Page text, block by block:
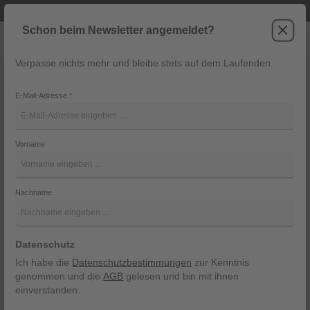
Navigation
von Ostarrichi
Ostarrichi
Bildergalerie überspringen
Schon beim Newsletter angemeldet?
Verpasse nichts mehr und bleibe stets auf dem Laufenden.
E-Mail-Adresse*
Vorname
Nachname
Datenschutz
Ich habe die Datenschutzbestimmungen zur Kenntnis
genommen und dieAGB gelesen und bin mit ihnen
einverstanden.